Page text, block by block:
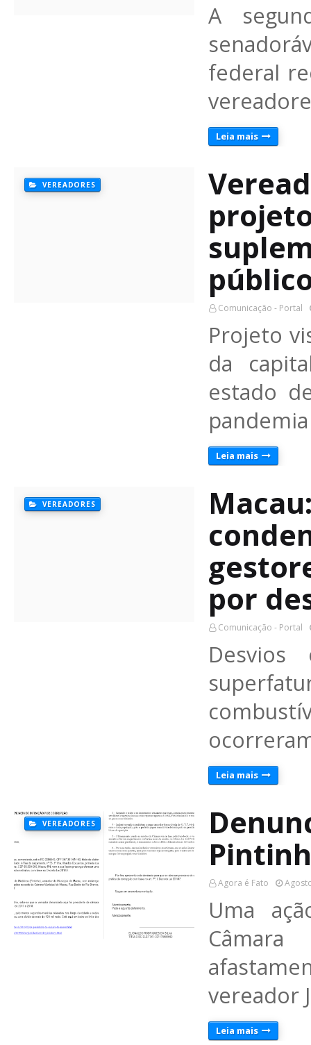
A
federal
Leia mais
VEREADORES
Comunicação - Portal
Projeto
da
estado
Leia mais
VEREADORES
por
Comunicação - Portal
Desvios
Leia mais
VEREADORES
Agora é Fato
Uma
vereador
Leia mais